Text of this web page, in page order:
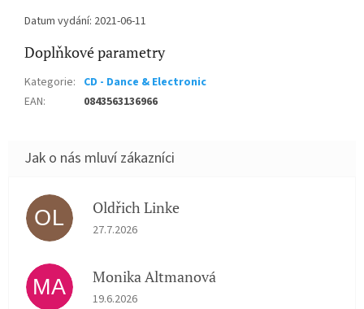
Datum vydání: 2021-06-11
Doplňkové parametry
Kategorie: CD - Dance & Electronic
EAN: 0843563136966
OL Oldřich Linke
Hodnocení obchodu je 5 z 5 hvězdiček.
27.7.2026
MA Monika Altmanová
Hodnocení obchodu je 5 z 5 hvězdiček.
19.6.2026